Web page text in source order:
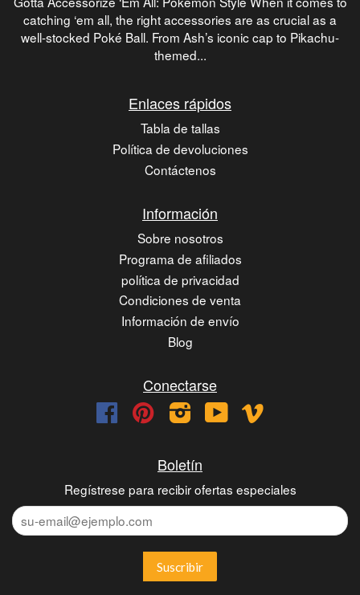
catching ‘em all, the right accessories are as crucial as a
well-stocked Poké Ball. From Ash’s iconic cap to Pikachu-
themed...
Enlaces rápidos
Tabla de tallas
Política de devoluciones
Contáctenos
Información
Sobre nosotros
Programa de afiliados
política de privacidad
Condiciones de venta
Información de envío
Blog
Conectarse
FacebookPinterest InstagramYouTube
Boletín
Regístrese para recibir ofertas especiales